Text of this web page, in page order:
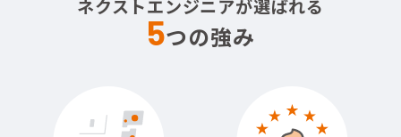
ネクストエンジニアが選ばれる
5つの強み